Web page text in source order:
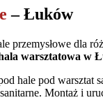
– Łuków
przemysłowe dla
warsztatowa w
hale pod warsztat
Montaż i